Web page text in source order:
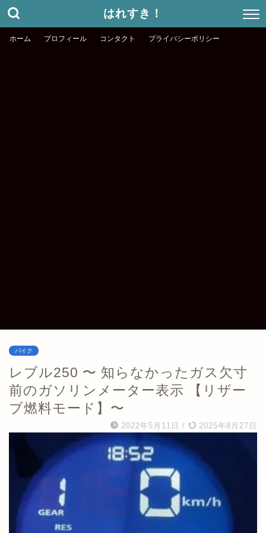
はれすき！
ホーム プロフィール コンタクト プライバシーポリシー
バイク
レブル250 〜 知らなかったガス欠寸
前のガソリンメーター表示 【リザー
ブ燃料モード】〜
2022年5月11日 / 2025年8月27日